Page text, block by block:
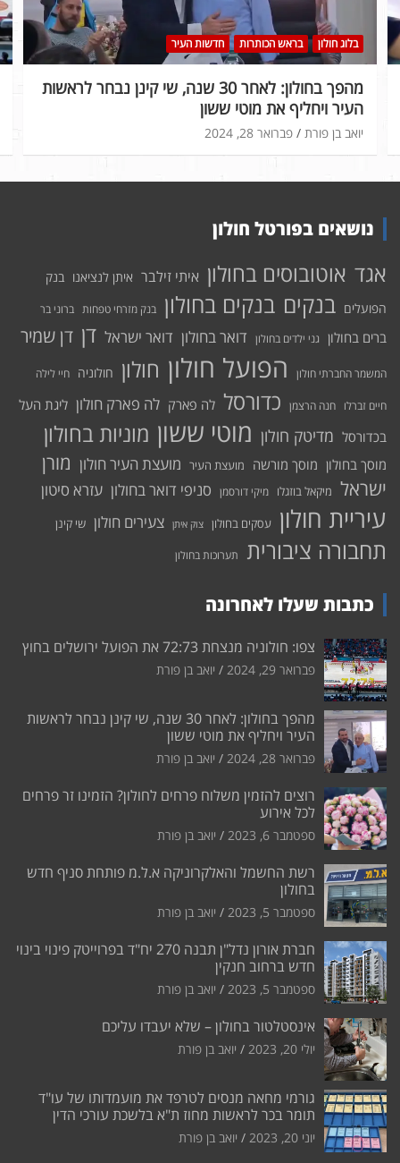
בלוג חולון בראש הכותרות חדשות העיר
מהפך בחולון: לאחר 30 שנה, שי קינן נבחר לראשות
העיר ויחליף את מוטי ששון
פברואר 28, 2024 יואב בן פורת
נושאים בפורטל חולון
אגד אוטובוסים בחולון איתי זילבר איתן לנציאנו בנק
הפועלים בנקים בנקים בחולון בנק מזרחי טפחות ברוני בר
ברים בחולון גני ילדים בחולון דואר בחולון דואר ישראל דן דן שמיר
המשמר החברתי חולון הפועל חולון חולון חולוניה חיי לילה
חיים זברלו חנה הרצמן כדורסל לה פארק לה פארק חולון ליגת העל
בכדורסל מדיטק חולון מוטי ששון מוניות בחולון
מוסך בחולון מוסך מורשה מועצת העיר מועצת העיר חולון מורן
ישראל מיקאל בוזגלו מיקי דורסמן סניפי דואר בחולון עזרא סיטון
עיריית חולון עסקים בחולון צוק איתן צעירים חולון שי קינן
תחבורה ציבורית תערוכות בחולון
כתבות שעלו לאחרונה
צפו: חולוניה מנצחת 72:73 את הפועל ירושלים בחוץ
פברואר 29, 2024 יואב בן פורת
מהפך בחולון: לאחר 30 שנה, שי קינן נבחר לראשות
העיר ויחליף את מוטי ששון
פברואר 28, 2024 יואב בן פורת
רוצים להזמין משלוח פרחים לחולון? הזמינו זר פרחים
לכל אירוע
ספטמבר 6, 2023 יואב בן פורת
רשת החשמל והאלקרוניקה א.ל.מ פותחת סניף חדש
בחולון
ספטמבר 5, 2023 יואב בן פורת
חברת אורון נדל"ן תבנה 270 יח"ד בפרוייטק פינוי בינוי
חדש ברחוב חנקין
ספטמבר 5, 2023 יואב בן פורת
אינסטלטור בחולון – שלא יעבדו עליכם
יולי 20, 2023 יואב בן פורת
גורמי מחאה מנסים לטרפד את מועמדותו של עו"ד
תומר בכר לראשות מחוז ת"א בלשכת עורכי הדין
יוני 20, 2023 יואב בן פורת